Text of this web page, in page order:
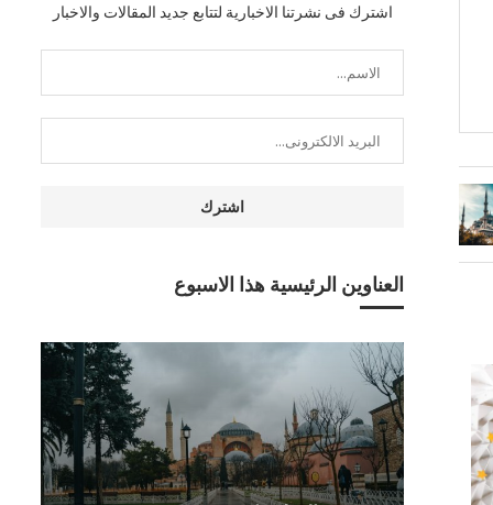
اشترك فى نشرتنا الاخبارية لتتابع جديد المقالات والاخبار
العناوين الرئيسية هذا الاسبوع